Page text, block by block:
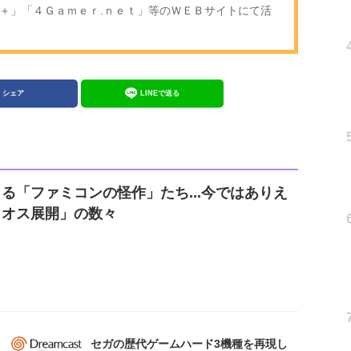
」「４Ｇａｍｅｒ.ｎｅｔ」等のＷＥＢサイトにて活
シェア LINEで送る
「ファミコンの怪作」たち...今ではありえ
ス展開」の数々
セガの歴代ゲームハード3機種を再現し